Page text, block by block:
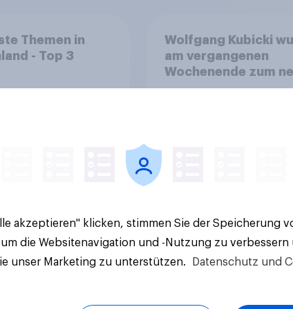
Themen in
- Top 3
Wolfgang Kubicki
am vergangenen
Wochenende zum
Vorsitzenden der
keinen Effekt haben?
Aktuelle Ergebnisse
akzeptieren" klicken, stimmen Sie der Speicherung
um die Websitenavigation und -Nutzung zu verbessern
unser Marketing zu unterstützen.
Datenschutz und